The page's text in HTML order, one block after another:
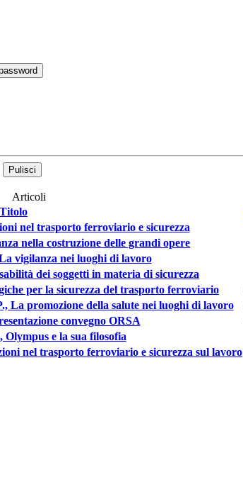
Pulisci
Articoli
Titolo
nel trasporto ferroviario e sicurezza
nella costruzione delle grandi opere
vigilanza nei luoghi di lavoro
dei soggetti in materia di sicurezza
per la sicurezza del trasporto ferroviario
La promozione della salute nei luoghi di lavoro
convegno ORSA
Olympus e la sua filosofia
nel trasporto ferroviario e sicurezza sul lavoro